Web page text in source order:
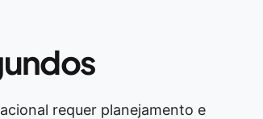
requer planejamento e